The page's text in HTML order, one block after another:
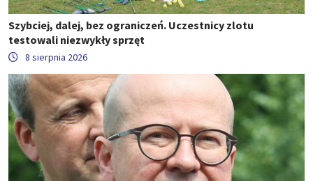
Szybciej, dalej, bez ograniczeń. Uczestnicy zlotu
testowali niezwykły sprzęt
8 sierpnia 2026